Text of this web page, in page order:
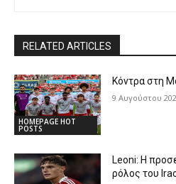
RELATED ARTICLES
HOMEPAGE HOT
POSTS
Κόντρα στη
9 Αυγούστου
Leoni: Η
ρόλος του